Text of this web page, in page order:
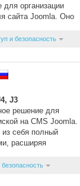
для организации
сайта Joomla. Оно
и безопасность
J3
решение для
на CMS Joomla.
из себя полный
расширяя
безопасность